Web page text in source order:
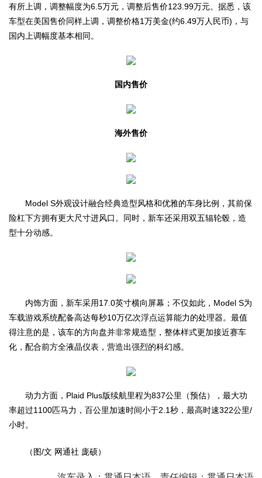
有所上调，调整幅度为6.5万元，调整后售价123.99万元。据悉，该
车型在美国售价同样上调，调整价格1万美金(约6.49万人民币)，与
国内上调幅度基本相同。
国内售价
海外售价
Model S外观设计融合经典造型风格和优雅的车身比例，其前保
险杠下方拥有更大尺寸进风口。同时，新车还采用双五辐轮毂，造
型十分动感。
内饰方面，新车采用17.0英寸横向屏幕；不仅如此，Model S为
车载游戏系统配备高达每秒10万亿次浮点运算能力的处理器。最值
得注意的是，该车的方向盘并非常规造型，整体样式更加接近赛车
化，配合前方全液晶仪表，营造出强烈的科幻感。
动力方面，Plaid Plus版续航里程为837公里（预估），最大功
率超过1100匹马力，百公里加速时间小于2.1秒，最高时速322公里/
小时。
（图/文 网通社 庞硕）